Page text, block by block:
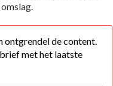
ontgrendel de content.
met het laatste